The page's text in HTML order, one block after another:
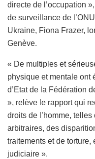
directe de l’occupation
de surveillance de
Ukraine, Fiona Frazer,
Genève.
« De multiples et
physique et mentale ont
d’Etat de la Fédération
», relève le rapport qui
droits de l’homme,
arbitraires, des
traitements et de
judiciaire ».